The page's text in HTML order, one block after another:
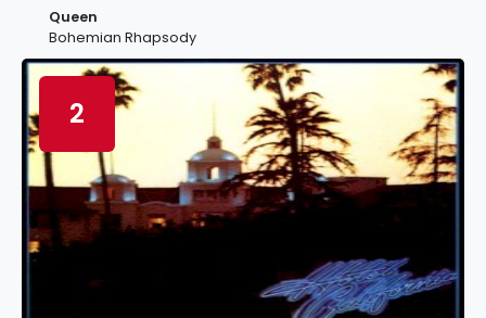
Queen
Bohemian Rhapsody
2